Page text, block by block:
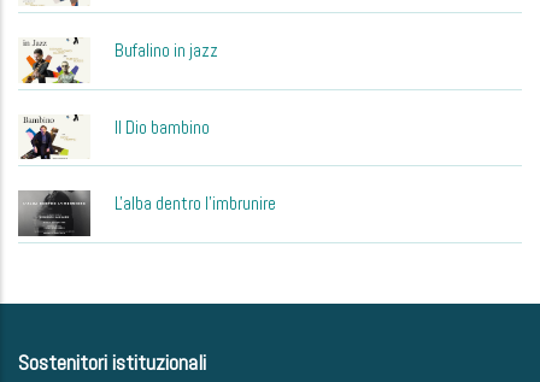
Bufalino in jazz
Il Dio bambino
L'alba dentro l'imbrunire
Sostenitori istituzionali